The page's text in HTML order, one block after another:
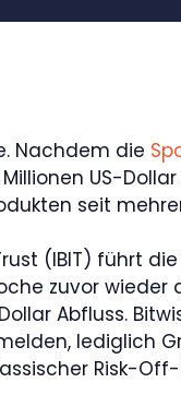
Nachdem die
US-
seit
(IBIT) führt
zuvor wieder
Dollar Abfluss.
lediglich
Risk-